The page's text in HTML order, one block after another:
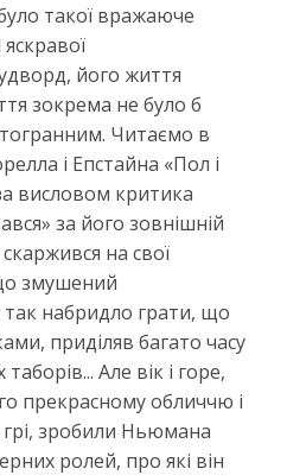
такої вражаюче
його життя
зокрема не було б
Читаємо в
і Епстайна «Пол і
висловом критика
за його зовнішній
на свої
змушений
набридло грати, що
приділяв багато часу
Але вік і горе,
прекрасному обличчю і
зробили Ньюмана
ролей, про які він